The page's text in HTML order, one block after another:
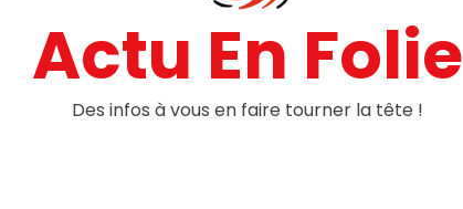
Actu En Folie
Des infos à vous en faire tourner la tête !